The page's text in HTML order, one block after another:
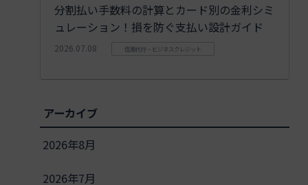
分割払い手数料の計算とカード別の金利シミ
ュレーション！損を防ぐ支払い設計ガイド
2026.07.08 信販代行・ビジネスクレジット
アーカイブ
2026年8月
2026年7月